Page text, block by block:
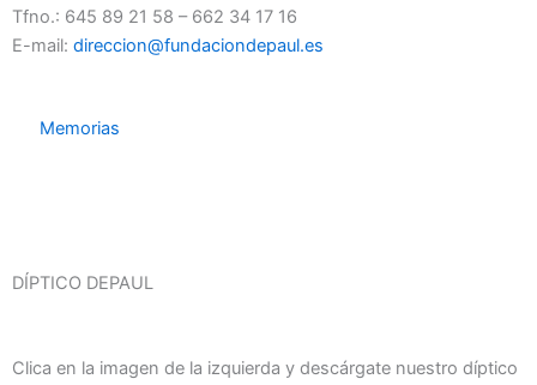
Tfno.: 645 89 21 58 – 662 34 17 16
E-mail: direccion@fundaciondepaul.es
Memorias
DÍPTICO DEPAUL
Clica en la imagen de la izquierda y descárgate nuestro díptico